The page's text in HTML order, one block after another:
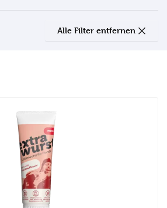
Alle Filter entfernen